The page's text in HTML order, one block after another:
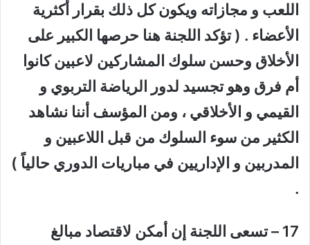
اللعب و مجازاته ويكون كل ذلك بقرار أكثرية
الأعضاء . ( تؤكد اللجنة هنا حرصها الكبير على
الأخلاق وحسن سلوك المشاركين لاعبين كانوا
أم فرق وهو تجسيد لدور الرياضة التربوي و
القيمي و الأخلاقي ، ومن المؤسف أننا نشاهد
الكثير من سوء السلوك من قبل اللاعبين و
المدربين و الإداريين في مباريات الدوري حالياً )
.
17 – تسعى اللجنة إن أمكن لاقتصاد مبالغ